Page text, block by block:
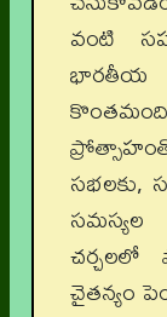
వంటి
భారతీయ
కొంతమంది
సమస్యల
చర్చలలో
చైతన్యం